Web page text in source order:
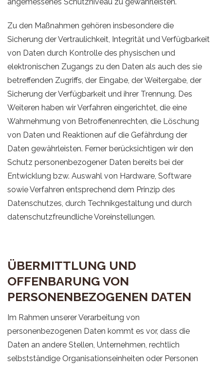
Zu den Maßnahmen gehören insbesondere die
Sicherung der Vertraulichkeit, Integrität und Verfügbarkeit
von Daten durch Kontrolle des physischen und
elektronischen Zugangs zu den Daten als auch des sie
betreffenden Zugriffs, der Eingabe, der Weitergabe, der
Sicherung der Verfügbarkeit und ihrer Trennung. Des
Weiteren haben wir Verfahren eingerichtet, die eine
Wahrnehmung von Betroffenenrechten, die Löschung
von Daten und Reaktionen auf die Gefährdung der
Daten gewährleisten. Ferner berücksichtigen wir den
Schutz personenbezogener Daten bereits bei der
Entwicklung bzw. Auswahl von Hardware, Software
sowie Verfahren entsprechend dem Prinzip des
Datenschutzes, durch Technikgestaltung und durch
datenschutzfreundliche Voreinstellungen.
ÜBERMITTLUNG UND
OFFENBARUNG VON
PERSONENBEZOGENEN DATEN
Im Rahmen unserer Verarbeitung von
personenbezogenen Daten kommt es vor, dass die
Daten an andere Stellen, Unternehmen, rechtlich
selbstständige Organisationseinheiten oder Personen